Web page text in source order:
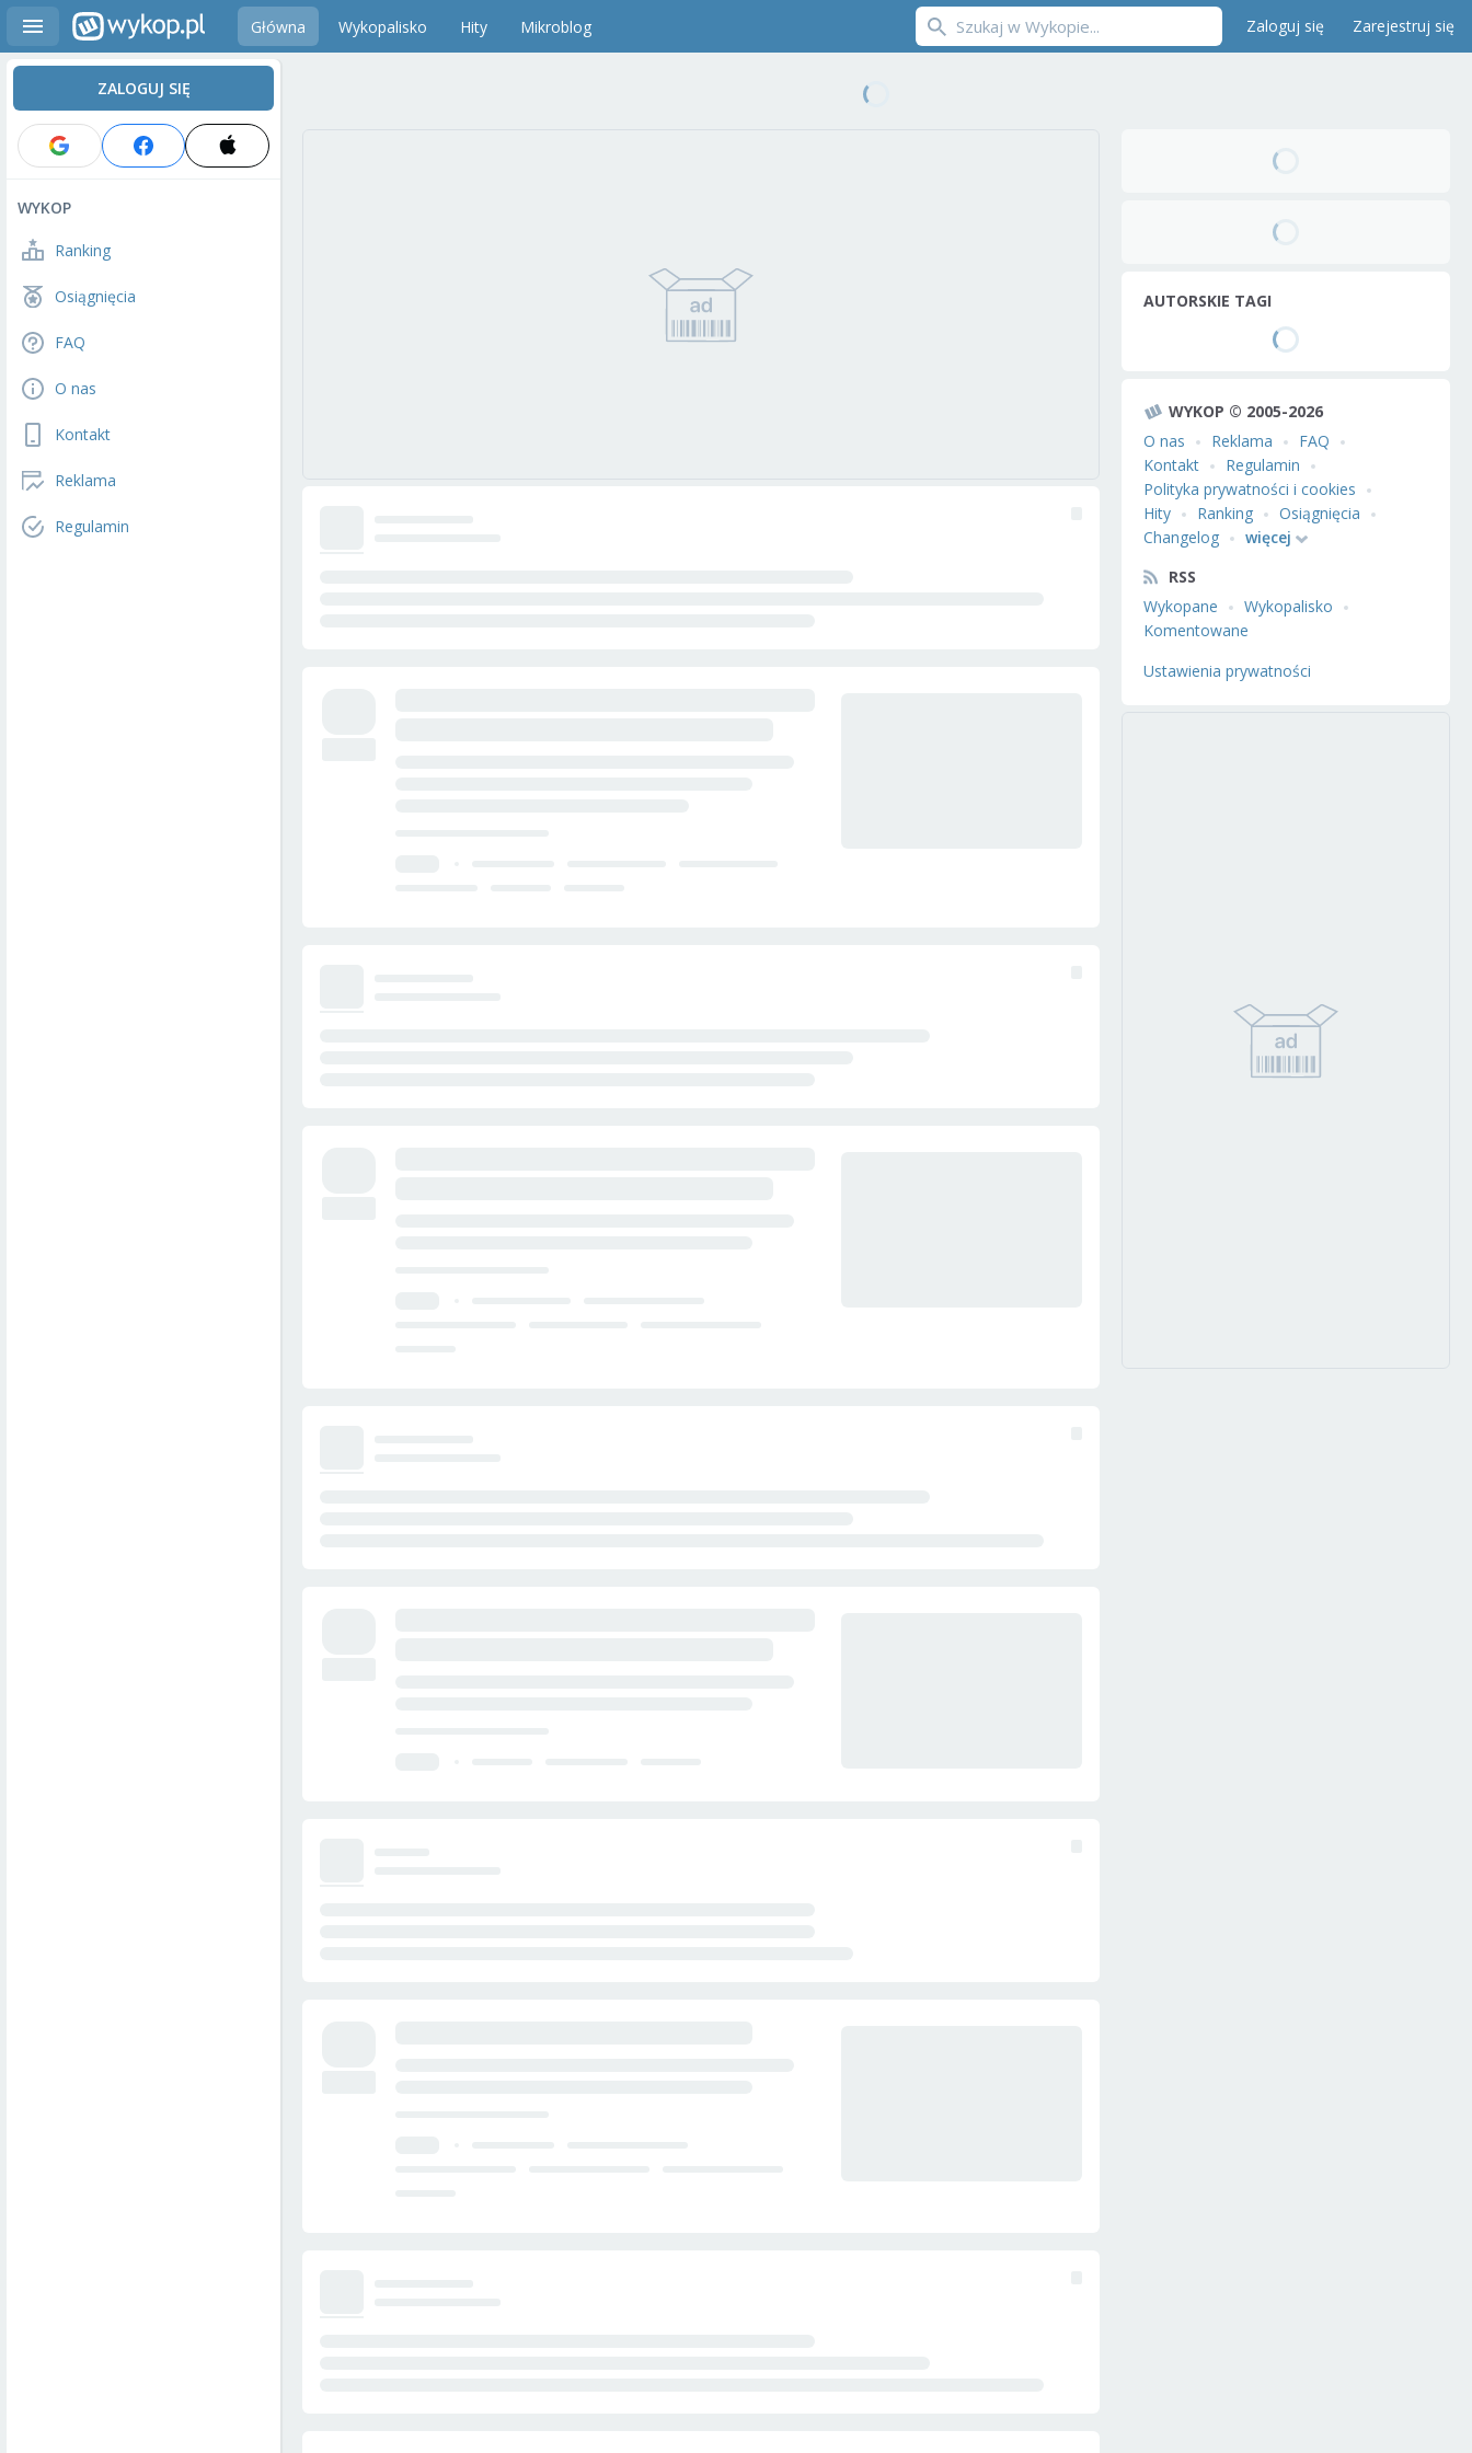
Główna Wykopalisko Hity Mikroblog Zaloguj się Zarejestruj się
ZALOGUJ SIĘ
WYKOP
Ranking
Osiągnięcia
FAQ
O nas
Kontakt
Reklama
Regulamin
AUTORSKIE TAGI
WYKOP © 2005-2026
O nas
Reklama
FAQ
Kontakt
Regulamin
Polityka prywatności i cookies
Hity
Ranking
Osiągnięcia
Changelog
więcej
RSS
Wykopane
Wykopalisko
Komentowane
Ustawienia prywatności